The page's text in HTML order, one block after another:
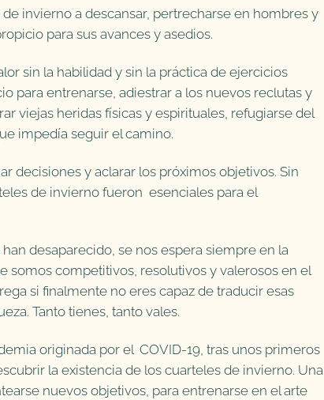
invierno a descansar, pertrecharse en hombres y
para sus avances y asedios.
sin la habilidad y sin la práctica de ejercicios
para entrenarse, adiestrar a los nuevos reclutas y
viejas heridas físicas y espirituales, refugiarse del
impedía seguir el camino.
decisiones y aclarar los próximos objetivos. Sin
de invierno fueron esenciales para el
desaparecido, se nos espera siempre en la
somos competitivos, resolutivos y valerosos en el
si finalmente no eres capaz de traducir esas
Tanto tienes, tanto vales.
originada por el COVID-19, tras unos primeros
la existencia de los cuarteles de invierno. Una
nuevos objetivos, para entrenarse en el arte